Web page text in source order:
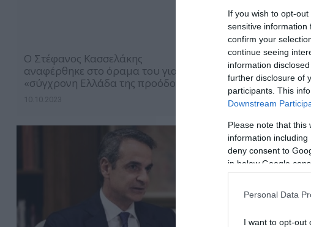
If you wish to opt-
sensitive information
confirm your
continue seeing
information
further disclosure of
participants. This
Downstream
Please note that this
information
deny consent to
in below Google
Personal Data
I want to opt-out
Ο Στέφανος Κασσελάκης
αναφέρθηκε στο όραμα του για
«σύγχρονη Ελλάδα της προόδου -